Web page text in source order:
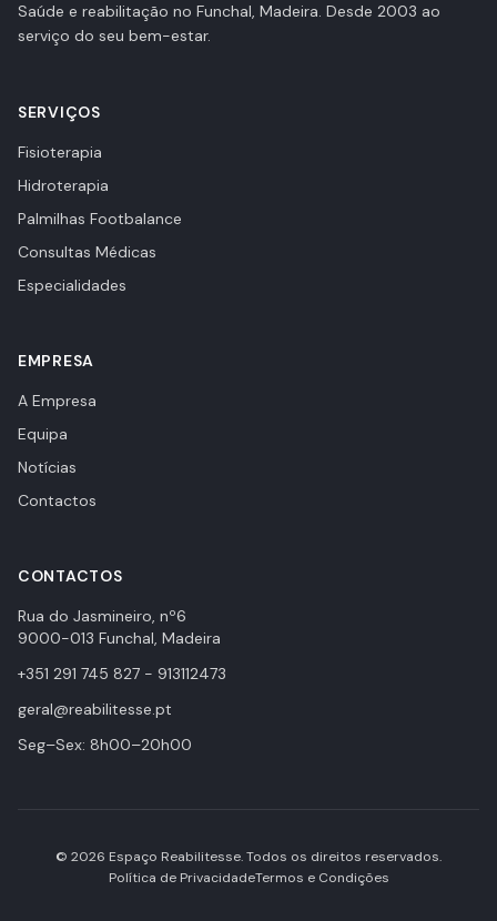
Saúde e reabilitação no Funchal, Madeira. Desde 2003 ao
serviço do seu bem-estar.
SERVIÇOS
Fisioterapia
Hidroterapia
Palmilhas Footbalance
Consultas Médicas
Especialidades
EMPRESA
A Empresa
Equipa
Notícias
Contactos
CONTACTOS
Rua do Jasmineiro, nº6
9000-013 Funchal, Madeira
+351 291 745 827 - 913112473
geral@reabilitesse.pt
Seg–Sex: 8h00–20h00
© 2026 Espaço Reabilitesse. Todos os direitos reservados.
Política de PrivacidadeTermos e Condições